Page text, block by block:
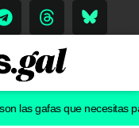
gafas que necesitas